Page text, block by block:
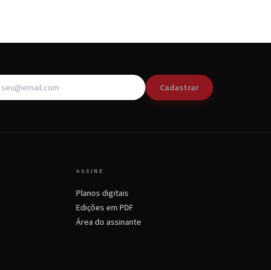
Cadastrar
ASSINE
Planos digitais
Edições em PDF
Área do assinante